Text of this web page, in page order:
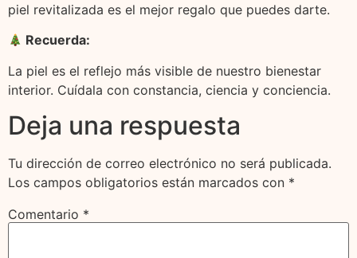
piel revitalizada es el mejor regalo que puedes darte.
Recuerda:
La piel es el reflejo más visible de nuestro bienestar
interior. Cuídala con constancia, ciencia y conciencia.
Deja una respuesta
Tu dirección de correo electrónico no será publicada.
Los campos obligatorios están marcados con *
Comentario *